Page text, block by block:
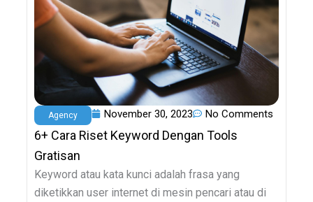
Agency November 30, 2023 No Comments
6+ Cara Riset Keyword Dengan Tools
Gratisan
Keyword atau kata kunci adalah frasa yang
diketikkan user internet di mesin pencari atau di